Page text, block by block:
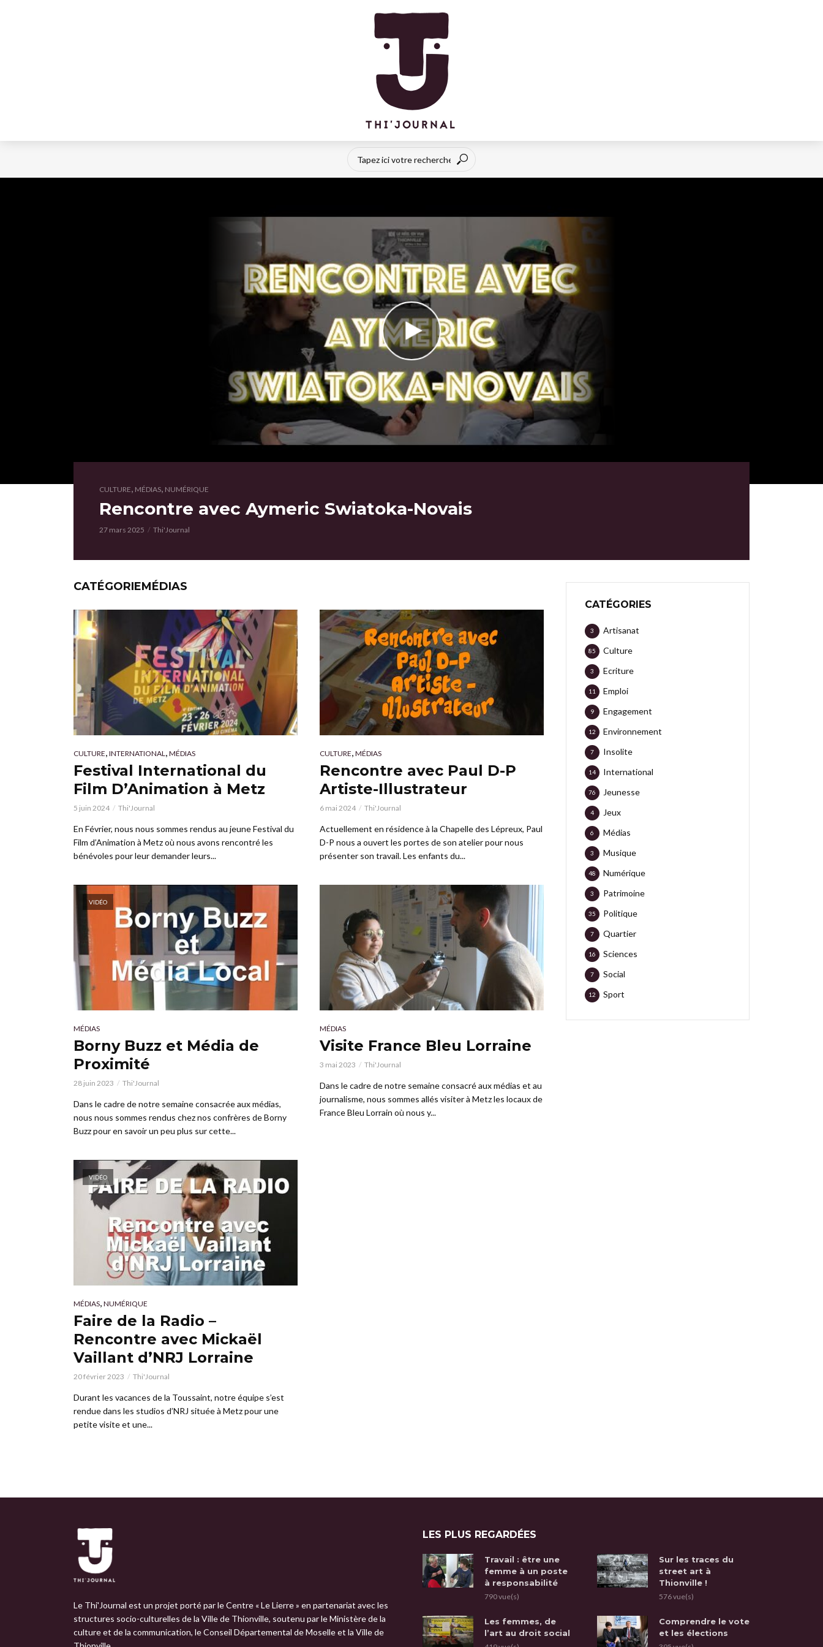
CULTURE, MÉDIAS, NUMÉRIQUE
Rencontre avec Aymeric Swiatoka-Novais
27 mars 2025 Thi'Journal
CATÉGORIEMÉDIAS
CULTURE, INTERNATIONAL, MÉDIAS
Festival International du
Film D’Animation à Metz
5 juin 2024 Thi'Journal
En Février, nous nous sommes rendus au jeune Festival du
Film d’Animation à Metz où nous avons rencontré les
bénévoles pour leur demander leurs...
CULTURE, MÉDIAS
Rencontre avec Paul D-P
Artiste-Illustrateur
6 mai 2024 Thi'Journal
Actuellement en résidence à la Chapelle des Lépreux, Paul
D-P nous a ouvert les portes de son atelier pour nous
présenter son travail. Les enfants du...
VIDÉO
MÉDIAS
Borny Buzz et Média de
Proximité
28 juin 2023 Thi'Journal
Dans le cadre de notre semaine consacrée aux médias,
nous nous sommes rendus chez nos confrères de Borny
Buzz pour en savoir un peu plus sur cette...
MÉDIAS
Visite France Bleu Lorraine
3 mai 2023 Thi'Journal
Dans le cadre de notre semaine consacré aux médias et au
journalisme, nous sommes allés visiter à Metz les locaux de
France Bleu Lorrain où nous y...
VIDÉO
MÉDIAS, NUMÉRIQUE
Faire de la Radio –
Rencontre avec Mickaël
Vaillant d’NRJ Lorraine
20 février 2023 Thi'Journal
Durant les vacances de la Toussaint, notre équipe s’est
rendue dans les studios d’NRJ située à Metz pour une
petite visite et une...
CATÉGORIES
Artisanat
3
Culture
85
Ecriture
3
Emploi
11
Engagement
9
Environnement
12
Insolite
7
International
14
Jeunesse
76
Jeux
4
Médias
6
Musique
3
Numérique
48
Patrimoine
3
Politique
35
Quartier
7
Sciences
16
Social
7
Sport
12
Le Thi'Journal est un projet porté par le Centre « Le Lierre » en partenariat avec les
structures socio-culturelles de la Ville de Thionville, soutenu par le Ministère de la
culture et de la communication, le Conseil Départemental de Moselle et la Ville de
LES PLUS REGARDÉES
Travail : être une
femme à un poste
à responsabilité
790 vue(s)
Sur les traces du
street art à
Thionville !
576 vue(s)
Les femmes, de
l’art au droit social
Comprendre le vote
et les élections